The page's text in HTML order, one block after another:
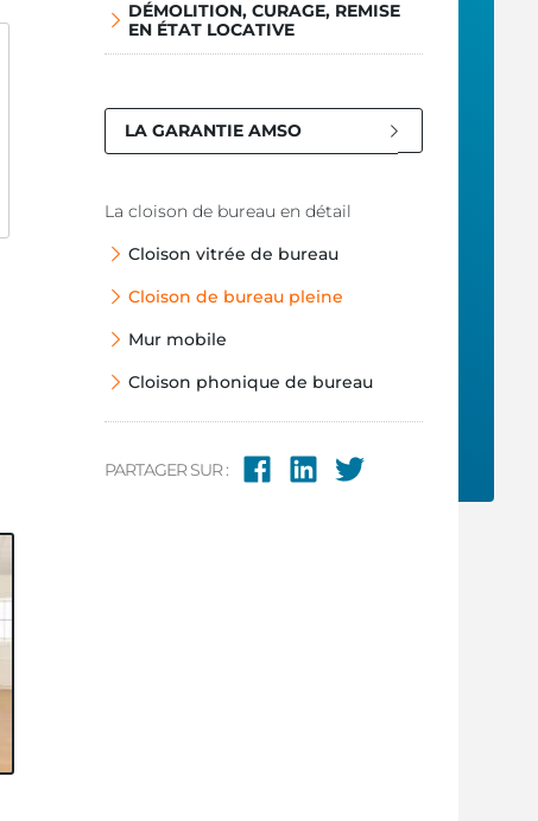
DÉMOLITION, CURAGE, REMISE
EN ÉTAT LOCATIVE
LA GARANTIE AMSO
La cloison de bureau en détail
Cloison vitrée de bureau
Cloison de bureau pleine
Mur mobile
Cloison phonique de bureau
PARTAGER SUR :